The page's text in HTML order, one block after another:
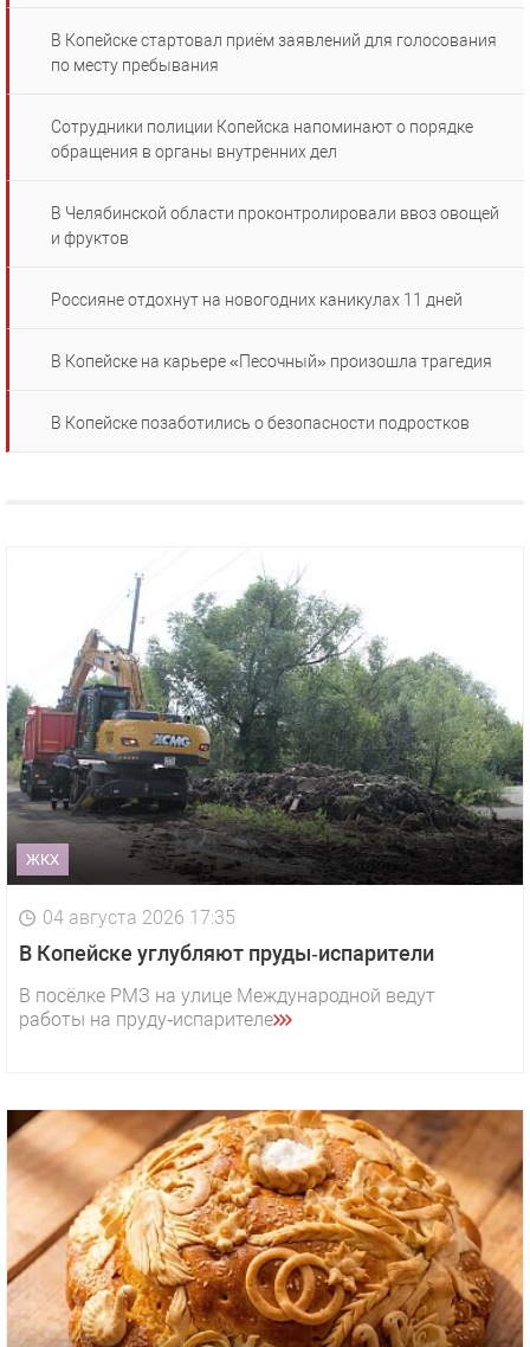
В Копейске стартовал приём заявлений для голосования
по месту пребывания
Сотрудники полиции Копейска напоминают о порядке
обращения в органы внутренних дел
В Челябинской области проконтролировали ввоз овощей
и фруктов
Россияне отдохнут на новогодних каникулах 11 дней
В Копейске на карьере «Песочный» произошла трагедия
В Копейске позаботились о безопасности подростков
ЖКХ
04 августа 2026 17:35
В Копейске углубляют пруды‑испарители
В посёлке РМЗ на улице Международной ведут
работы на пруду‑испарителе